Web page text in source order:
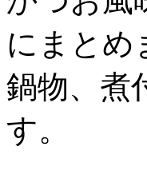
にまとめ
鍋物、煮
す。